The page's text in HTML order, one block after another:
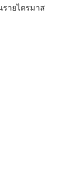
ายไตรมาส